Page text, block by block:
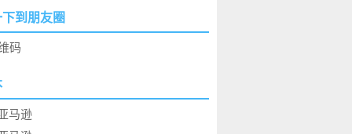
到朋友圈
马逊